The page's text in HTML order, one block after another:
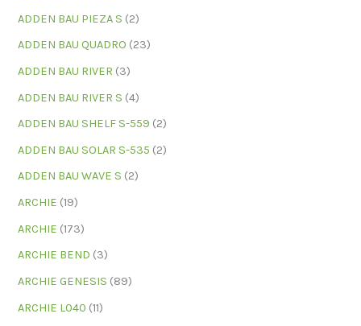
ADDEN BAU PIEZA S (2)
ADDEN BAU QUADRO (23)
ADDEN BAU RIVER (3)
ADDEN BAU RIVER S (4)
ADDEN BAU SHELF S-559 (2)
ADDEN BAU SOLAR S-535 (2)
ADDEN BAU WAVE S (2)
ARCHIE (19)
ARCHIE (173)
ARCHIE BEND (3)
ARCHIE GENESIS (89)
ARCHIE L040 (11)